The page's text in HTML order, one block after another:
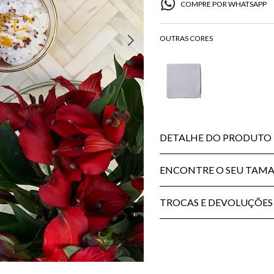
COMPRE POR WHATSAPP
DETALHE DO PRODUTO
ENCONTRE O SEU
TROCAS E DEVOLUÇÕES